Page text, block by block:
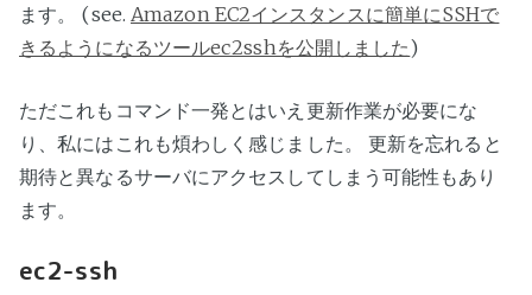
ます。 (see. Amazon EC2インスタンスに簡単にSSHで
きるようになるツールec2sshを公開しました)
ただこれもコマンド一発とはいえ更新作業が必要にな
り、私にはこれも煩わしく感じました。 更新を忘れると
期待と異なるサーバにアクセスしてしまう可能性もあり
ます。
ec2-ssh